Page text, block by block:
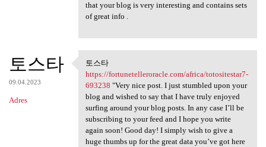
that your blog is very interesting and contains sets
of great info .
토스타
09.04.2023
Adres
토스타 https:/
토스타
https://fortunetelleroracle.com/africa/totositestar7-
693238 "Very nice post. I just stumbled upon your
blog and wished to say that I have truly enjoyed
surfing around your blog posts. In any case I’ll be
subscribing to your feed and I hope you write
again soon! Good day! I simply wish to give a
huge thumbs up for the great data you’ve got here